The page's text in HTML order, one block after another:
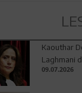
Kaouthar
Laghmani
09.07.2026